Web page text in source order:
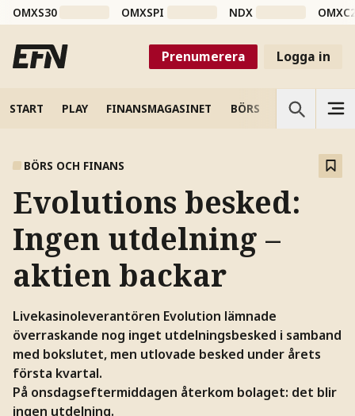
OMXS30 OMXSPI NDX
Prenumerera Logga in
START PLAY FINANSMAGASINET BÖRS VETENSKAP
BÖRS OCH FINANS
Evolutions besked:
Ingen utdelning –
aktien backar
Livekasinoleverantören Evolution lämnade
överraskande nog inget utdelningsbesked i samband
med bokslutet, men utlovade besked under årets
första kvartal.
På onsdagseftermiddagen återkom bolaget: det blir
ingen utdelning.